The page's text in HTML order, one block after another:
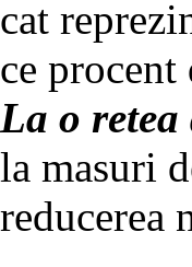
cat
ce
La o
la masuri
reducerea